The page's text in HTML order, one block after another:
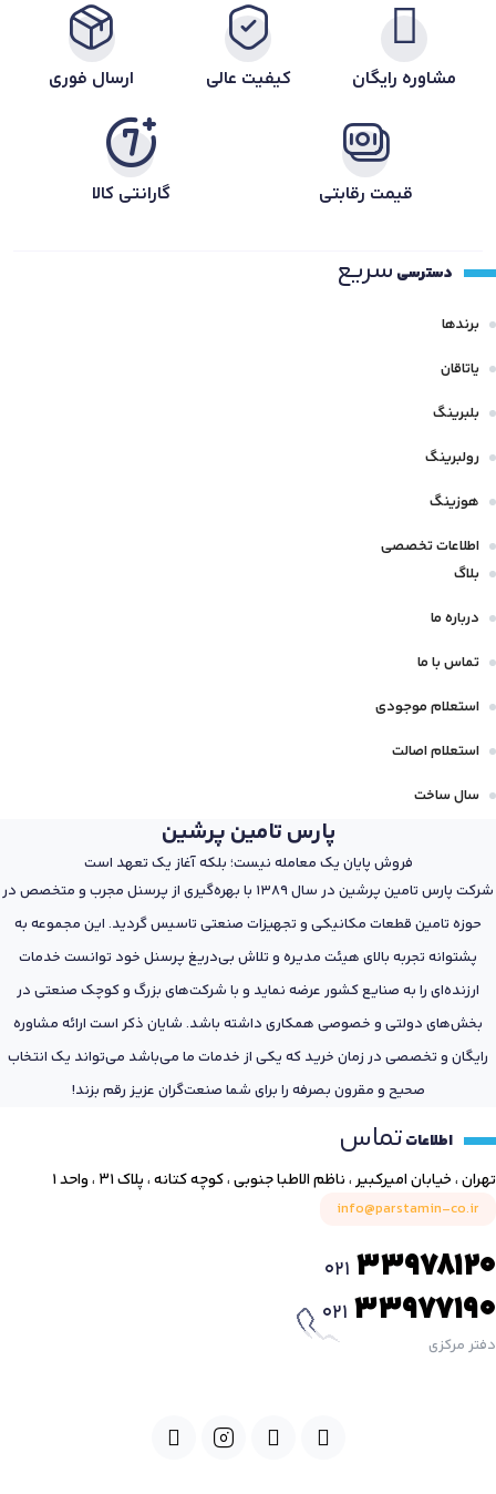
مشاوره رایگان کیفیت عالی ارسال فوری
قیمت رقابتی گارانتی کالا
دسترسی سریع
برندها
یاتاقان
بلبرینگ
رولبرینگ
هوزینگ
اطلاعات تخصصی
بلاگ
درباره ما
تماس با ما
استعلام موجودی
استعلام اصالت
سال ساخت
پارس تامین پرشین
فروش پایان یک معامله نیست؛ بلکه آغاز یک تعهد است
شرکت پارس تامین پرشین در سال 1389 با بهره‌گیری از پرسنل مجرب و متخصص در
حوزه تامین قطعات مکانیکی و تجهیزات صنعتی تاسیس گردید. این مجموعه به
پشتوانه تجربه بالای هیئت مدیره و تلاش بی‌دریغ پرسنل خود توانست خدمات
ارزنده‌ای را به صنایع کشور عرضه نماید و با شرکت‌های بزرگ و کوچک صنعتی در
بخش‌های دولتی و خصوصی همکاری داشته باشد. شایان ذکر است ارائه مشاوره
رایگان و تخصصی در زمان خرید که یکی از خدمات ما می‌باشد می‌تواند یک انتخاب
صحیح و مقرون بصرفه را برای شما صنعت‌گران عزیز رقم بزند!
اطلاعاتتماس
تهران ، خیابان امیرکبیر ، ناظم الاطبا جنوبی ، کوچه کتانه ، پلاک ۳۱ ، واحد ۱
info@parstamin-co.ir
021 33978120
021 33977190
دفتر مرکزی